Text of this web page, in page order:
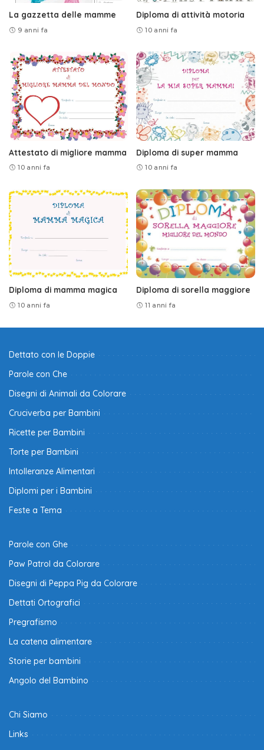
La gazzetta delle mamme
9 anni fa
Diploma di attività motoria
10 anni fa
Attestato di migliore mamma
10 anni fa
Diploma di super mamma
10 anni fa
Diploma di mamma magica
10 anni fa
Diploma di sorella maggiore
11 anni fa
Dettato con le Doppie
Parole con Che
Disegni di Animali da Colorare
Cruciverba per Bambini
Ricette per Bambini
Torte per Bambini
Intolleranze Alimentari
Diplomi per i Bambini
Feste a Tema
Parole con Ghe
Paw Patrol da Colorare
Disegni di Peppa Pig da Colorare
Dettati Ortografici
Pregrafismo
La catena alimentare
Storie per bambini
Angolo del Bambino
Chi Siamo
Links